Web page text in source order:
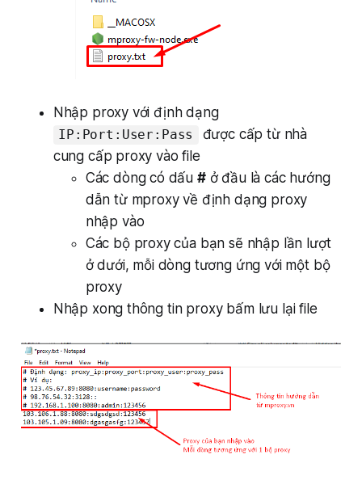
Nhập proxy với định dạng
IP:Port:User:Pass
được cấp từ nhà
cung cấp proxy vào file
Các dòng có dấu #ở đầu là các hướng
dẫn từ mproxy về định dạng proxy
nhập vào
Các bộ proxy của bạn sẽ nhập lần lượt
ở dưới, mỗi dòng tương ứng với một bộ
proxy
Nhập xong thông tin proxy bấm lưu lại file